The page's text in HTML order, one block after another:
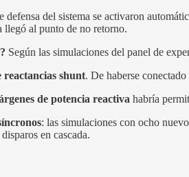
defensa del sistema se activaron
llegó al punto de no retorno.
Según las simulaciones del panel de
reactancias shunt. De haberse
de potencia reactiva habría
: las simulaciones con ocho
en cascada.